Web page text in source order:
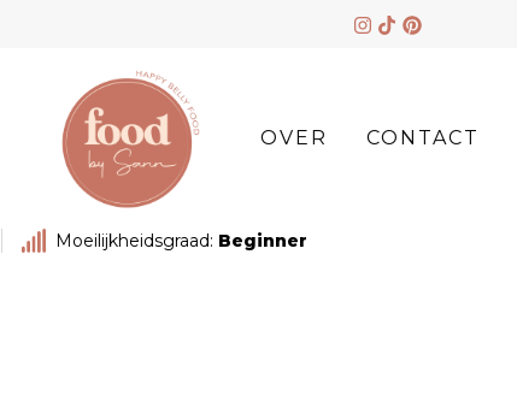
OVER CONTACT
Moeilijkheidsgraad: Beginner